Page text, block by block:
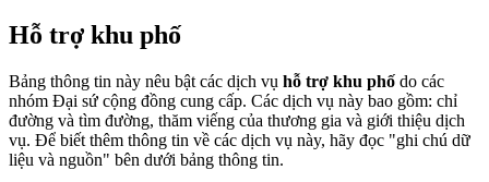
Hỗ trợ khu phố
Bảng thông tin này nêu bật các dịch vụ hỗ trợ khu phố do các
nhóm Đại sứ cộng đồng cung cấp. Các dịch vụ này bao gồm: chỉ
đường và tìm đường, thăm viếng của thương gia và giới thiệu dịch
vụ. Để biết thêm thông tin về các dịch vụ này, hãy đọc "ghi chú dữ
liệu và nguồn" bên dưới bảng thông tin.